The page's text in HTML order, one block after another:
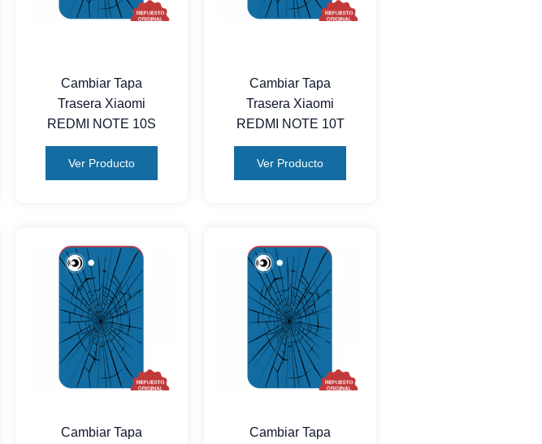
Cambiar Tapa
Trasera Xiaomi
REDMI NOTE 10S
Ver Producto
Cambiar Tapa
Trasera Xiaomi
REDMI NOTE 10T
Ver Producto
Cambiar Tapa
Cambiar Tapa